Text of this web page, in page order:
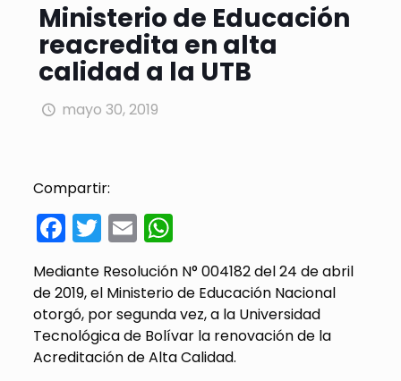
Ministerio de Educación
reacredita en alta
calidad a la UTB
mayo 30, 2019
Compartir:
Facebook
Twitter
EmailWhatsApp
Mediante Resolución N° 004182 del 24 de abril
de 2019, el Ministerio de Educación Nacional
otorgó, por segunda vez, a la Universidad
Tecnológica de Bolívar la renovación de la
Acreditación de Alta Calidad.